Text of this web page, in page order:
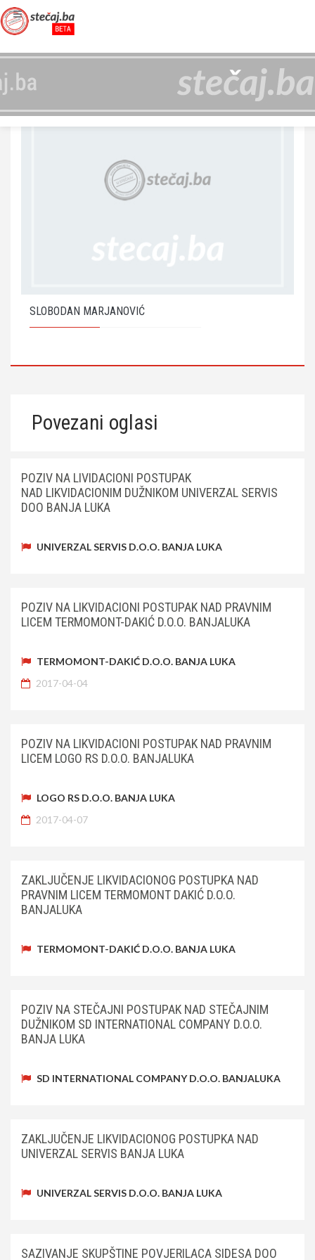
SLOBODAN MARJANOVIĆ
Povezani oglasi
POZIV NA LIVIDACIONI POSTUPAK
NAD LIKVIDACIONIM DUŽNIKOM UNIVERZAL SERVIS
DOO BANJA LUKA
UNIVERZAL SERVIS D.O.O. BANJA LUKA
POZIV NA LIKVIDACIONI POSTUPAK NAD PRAVNIM
LICEM TERMOMONT-DAKIĆ D.O.O. BANJALUKA
TERMOMONT-DAKIĆ D.O.O. BANJA LUKA
2017-04-04
POZIV NA LIKVIDACIONI POSTUPAK NAD PRAVNIM
LICEM LOGO RS D.O.O. BANJALUKA
LOGO RS D.O.O. BANJA LUKA
2017-04-07
ZAKLJUČENJE LIKVIDACIONOG POSTUPKA NAD
PRAVNIM LICEM TERMOMONT DAKIĆ D.O.O.
BANJALUKA
TERMOMONT-DAKIĆ D.O.O. BANJA LUKA
POZIV NA STEČAJNI POSTUPAK NAD STEČAJNIM
DUŽNIKOM SD INTERNATIONAL COMPANY D.O.O.
BANJA LUKA
SD INTERNATIONAL COMPANY D.O.O. BANJALUKA
ZAKLJUČENJE LIKVIDACIONOG POSTUPKA NAD
UNIVERZAL SERVIS BANJA LUKA
UNIVERZAL SERVIS D.O.O. BANJA LUKA
SAZIVANJE SKUPŠTINE POVJERILACA SIDESA DOO